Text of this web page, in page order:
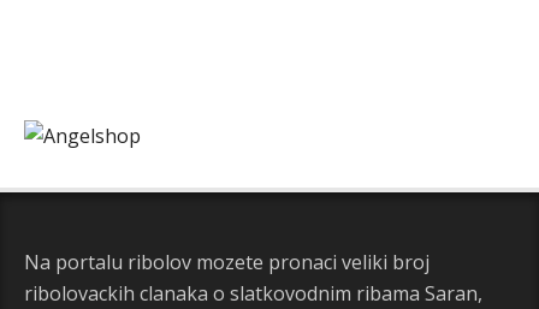
Na portalu ribolov mozete pronaci veliki broj
ribolovackih clanaka o slatkovodnim ribama Saran,